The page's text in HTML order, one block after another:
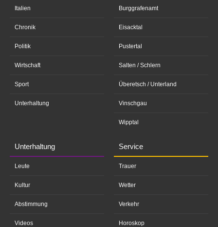
Italien
Chronik
Politik
Wirtschaft
Sport
Unterhaltung
Burggrafenamt
Eisacktal
Pustertal
Salten / Schlern
Überetsch / Unterland
Vinschgau
Wipptal
Unterhaltung
Leute
Kultur
Abstimmung
Videos
Service
Trauer
Wetter
Verkehr
Horoskop